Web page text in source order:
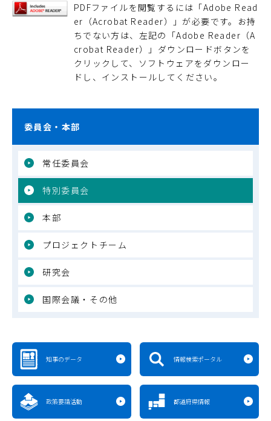
PDFファイルを閲覧するには「Adobe Read
er（Acrobat Reader）」が必要です。お持
ちでない方は、左記の「Adobe Reader（A
crobat Reader）」ダウンロードボタンを
クリックして、ソフトウェアをダウンロー
ドし、インストールしてください。
委員会・本部
常任委員会
特別委員会
本部
プロジェクトチーム
研究会
国際会議・その他
知事のデータ 情報検索ポータル
政策要請活動 都道府県情報